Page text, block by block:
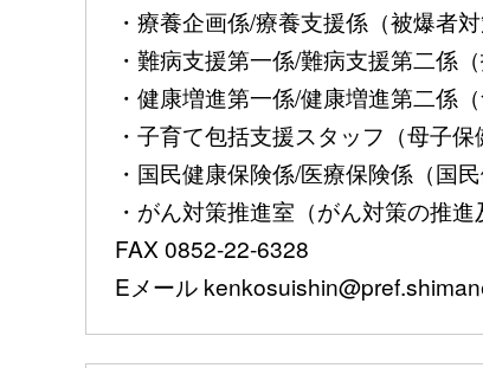
・療養企画係/療養支援係（被爆者
・難病支援第一係/難病支援第二係
・健康増進第一係/健康増進第二係
・子育て包括支援スタッフ（母子
・国民健康保険係/医療保険係（国
・がん対策推進室（がん対策の推
FAX 0852-22-6328
Eメール